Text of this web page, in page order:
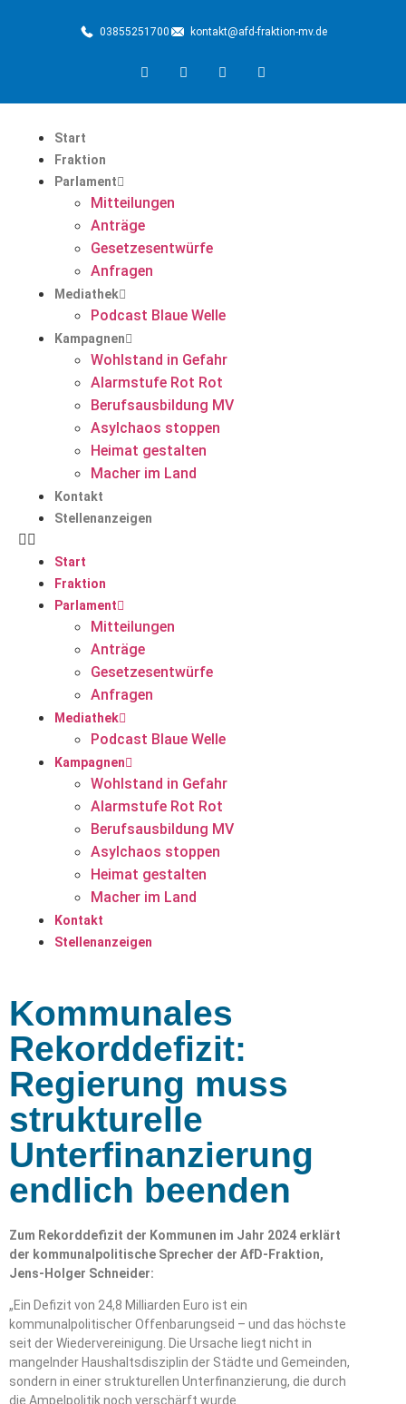
03855251700 kontakt@afd-fraktion-mv.de
Start
Fraktion
Parlament
Mitteilungen
Anträge
Gesetzesentwürfe
Anfragen
Mediathek
Podcast Blaue Welle
Kampagnen
Wohlstand in Gefahr
Alarmstufe Rot Rot
Berufsausbildung MV
Asylchaos stoppen
Heimat gestalten
Macher im Land
Kontakt
Stellenanzeigen
Start
Fraktion
Parlament
Mitteilungen
Anträge
Gesetzesentwürfe
Anfragen
Mediathek
Podcast Blaue Welle
Kampagnen
Wohlstand in Gefahr
Alarmstufe Rot Rot
Berufsausbildung MV
Asylchaos stoppen
Heimat gestalten
Macher im Land
Kontakt
Stellenanzeigen
Kommunales
Rekorddefizit:
Regierung muss
strukturelle
Unterfinanzierung
endlich beenden
Zum Rekorddefizit der Kommunen im Jahr 2024 erklärt
der kommunalpolitische Sprecher der AfD-Fraktion,
Jens-Holger Schneider:
„Ein Defizit von 24,8 Milliarden Euro ist ein
kommunalpolitischer Offenbarungseid – und das höchste
seit der Wiedervereinigung. Die Ursache liegt nicht in
mangelnder Haushaltsdisziplin der Städte und Gemeinden,
sondern in einer strukturellen Unterfinanzierung, die durch
die Ampelpolitik noch verschärft wurde.